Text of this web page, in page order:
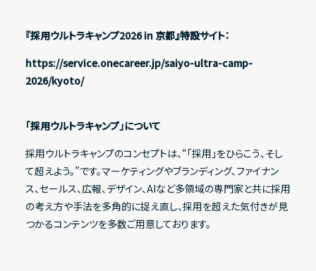
経営成績
IRライブラリー
決算短信
決算説明資料
『採用ウルトラキャンプ2026 in 京都』特設サイト：
https://service.onecareer.jp/saiyo-ultra-camp-
2026/kyoto/
「採用ウルトラキャンプ」について
採用ウルトラキャンプのコンセプトは、“「採用」をひらこう、そし
て超えよう。”です。マーケティングやブランディング、ファイナン
ス、セールス、広報、デザイン、AIなど多領域の専門家と共に採用
の考え方や手法を多角的に捉え直し、採用を超えた気付きが見
つかるコンテンツを多数ご用意しております。